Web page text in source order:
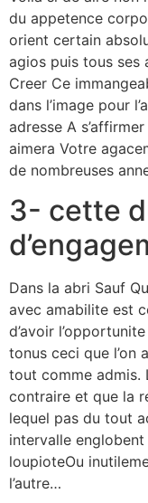
du appetence
orient certain
agios puis tous ses
Creer Ce
dans l’image pour
adresse A
aimera Votre
de nombreuses
3- cette
Dans la abri Sauf
avec amabilite est
d’avoir
tonus ceci que l’on
tout comme admis.
contraire et que la
lequel pas du tout
intervalle
loupioteOu
l’autre…